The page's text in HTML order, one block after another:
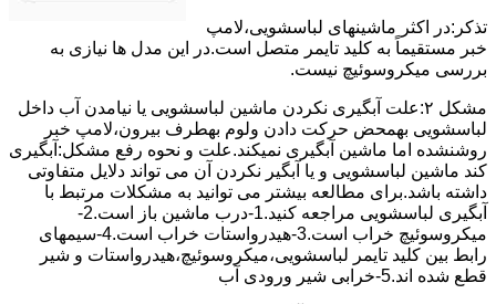
ﺗﺬﮐﺮ:در اﮐﺜﺮ ماشینهای لباسشویی،ﻻﻣﭗ
ﺧﺒﺮ مستقیماً ﺑﻪ ﮐﻠﯿﺪ ﺗﺎﯾﻤﺮ ﻣﺘﺼﻞ اﺳﺖ.در اﯾﻦ مدل ها ﻧﯿﺎزی ﺑﻪ
بررسی ﻣﯿﮑﺮوﺳﻮﺋﯿﭻ نیست.
مشکل ۲:علت آبگیری نکردن ماشین لباسشویی یا نیامدن آب داخل
لباسشویی بهمحض ﺣﺮﮐﺖ دادن وﻟﻮم بهطرف ﺑﯿﺮون،ﻻﻣﭗ ﺧﺒﺮ
روشنشده اﻣﺎ ﻣﺎﺷﯿﻦ آﺑﮕﯿﺮی نمیکند.ﻋﻠﺖ و نحوه رﻓﻊ مشکل:آبگیری
کند ماشین لباسشویی و یا آبگیر نکردن آن می تواند دلایل متفاوتی
داشته باشد.برای مطالعه بیشتر می توانید به مشکلات مرتبط با
آبگیری لباسشویی مراجعه کنید.1-درب ﻣﺎﺷﯿﻦ ﺑﺎز اﺳﺖ.2-
ﻣﯿﮑﺮوﺳﻮﺋﯿﭻ ﺧﺮاب اﺳﺖ.3-ﻫﯿﺪرواﺳﺘﺎت ﺧﺮاب اﺳﺖ.4-سیمهای
راﺑﻂ ﺑﯿﻦ ﮐﻠﯿﺪ ﺗﺎﯾﻤﺮ لباسشویی،ﻣﯿﮑﺮوﺳﻮﺋﯿﭻ،ﻫﯿﺪرواﺳﺘﺎت و ﺷﯿﺮ
ﻗﻄﻊ ﺷﺪه اند.5-خرابی شیر ورودی آب